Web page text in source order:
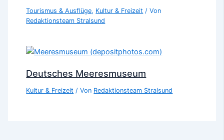
Tourismus & Ausflüge, Kultur & Freizeit / Von
Redaktionsteam Stralsund
Deutsches Meeresmuseum
Kultur & Freizeit / Von Redaktionsteam Stralsund